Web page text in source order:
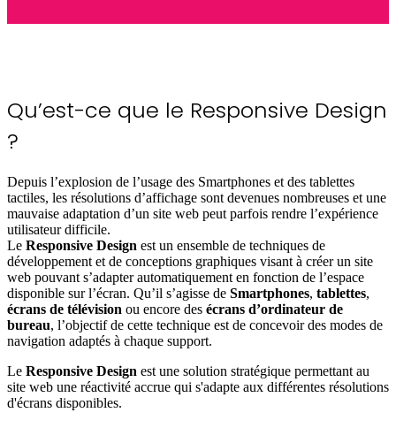
Qu’est-ce que le Responsive Design
?
Depuis l’explosion de l’usage des Smartphones et des tablettes
tactiles, les résolutions d’affichage sont devenues nombreuses et une
mauvaise adaptation d’un site web peut parfois rendre l’expérience
utilisateur difficile.
Le Responsive Design est un ensemble de techniques de
développement et de conceptions graphiques visant à créer un site
web pouvant s’adapter automatiquement en fonction de l’espace
disponible sur l’écran. Qu’il s’agisse de Smartphones, tablettes,
écrans de télévision ou encore des écrans d’ordinateur de
bureau, l’objectif de cette technique est de concevoir des modes de
navigation adaptés à chaque support.
Le Responsive Design est une solution stratégique permettant au
site web une réactivité accrue qui s'adapte aux différentes résolutions
d'écrans disponibles.